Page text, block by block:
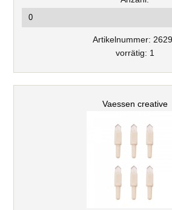
Artikelnummer:
vorrätig: 1
Vaessen creative